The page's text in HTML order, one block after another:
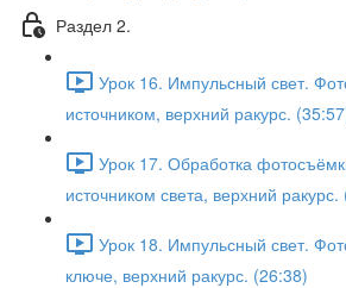
Раздел 2.
Урок 16. Импульсный свет.
источником, верхний ракурс.
Урок 17. Обработка
источником света, верхний ракурс.
Урок 18. Импульсный свет.
ключе, верхний ракурс. (26:38)